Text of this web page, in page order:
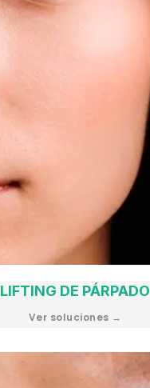
LIFTING DE PÁRPADO
Ver soluciones →